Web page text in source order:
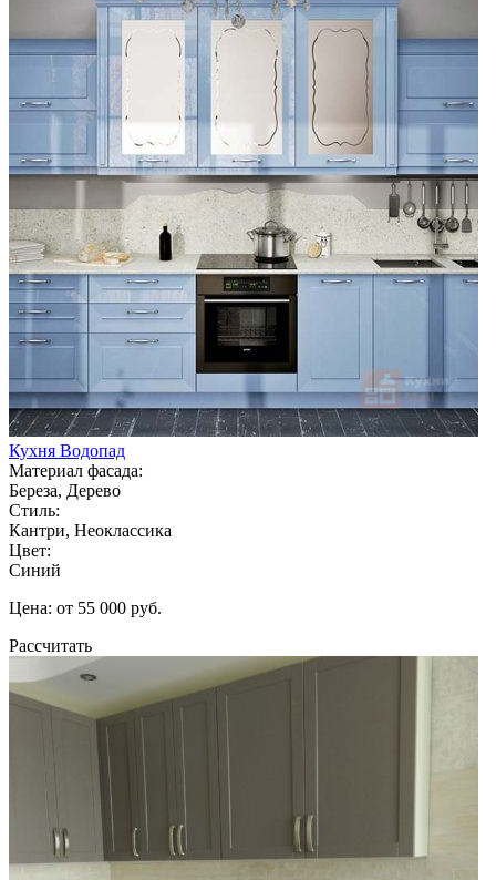
Кухня Водопад
Материал фасада:
Береза, Дерево
Стиль:
Кантри, Неоклассика
Цвет:
Синий
Цена: от 55 000 руб.
Рассчитать